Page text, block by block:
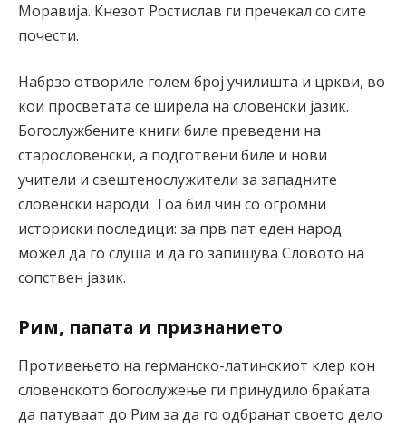
Моравија. Кнезот Ростислав ги пречекал со сите
почести.
Набрзо отвориле голем број училишта и цркви, во
кои просветата се ширела на словенски јазик.
Богослужбените книги биле преведени на
старословенски, а подготвени биле и нови
учители и свештенослужители за западните
словенски народи. Тоа бил чин со огромни
историски последици: за прв пат еден народ
можел да го слуша и да го запишува Словото на
сопствен јазик.
Рим, папата и признанието
Противењето на германско-латинскиот клер кон
словенското богослужење ги принудило браќата
да патуваат до Рим за да го одбранат своето дело